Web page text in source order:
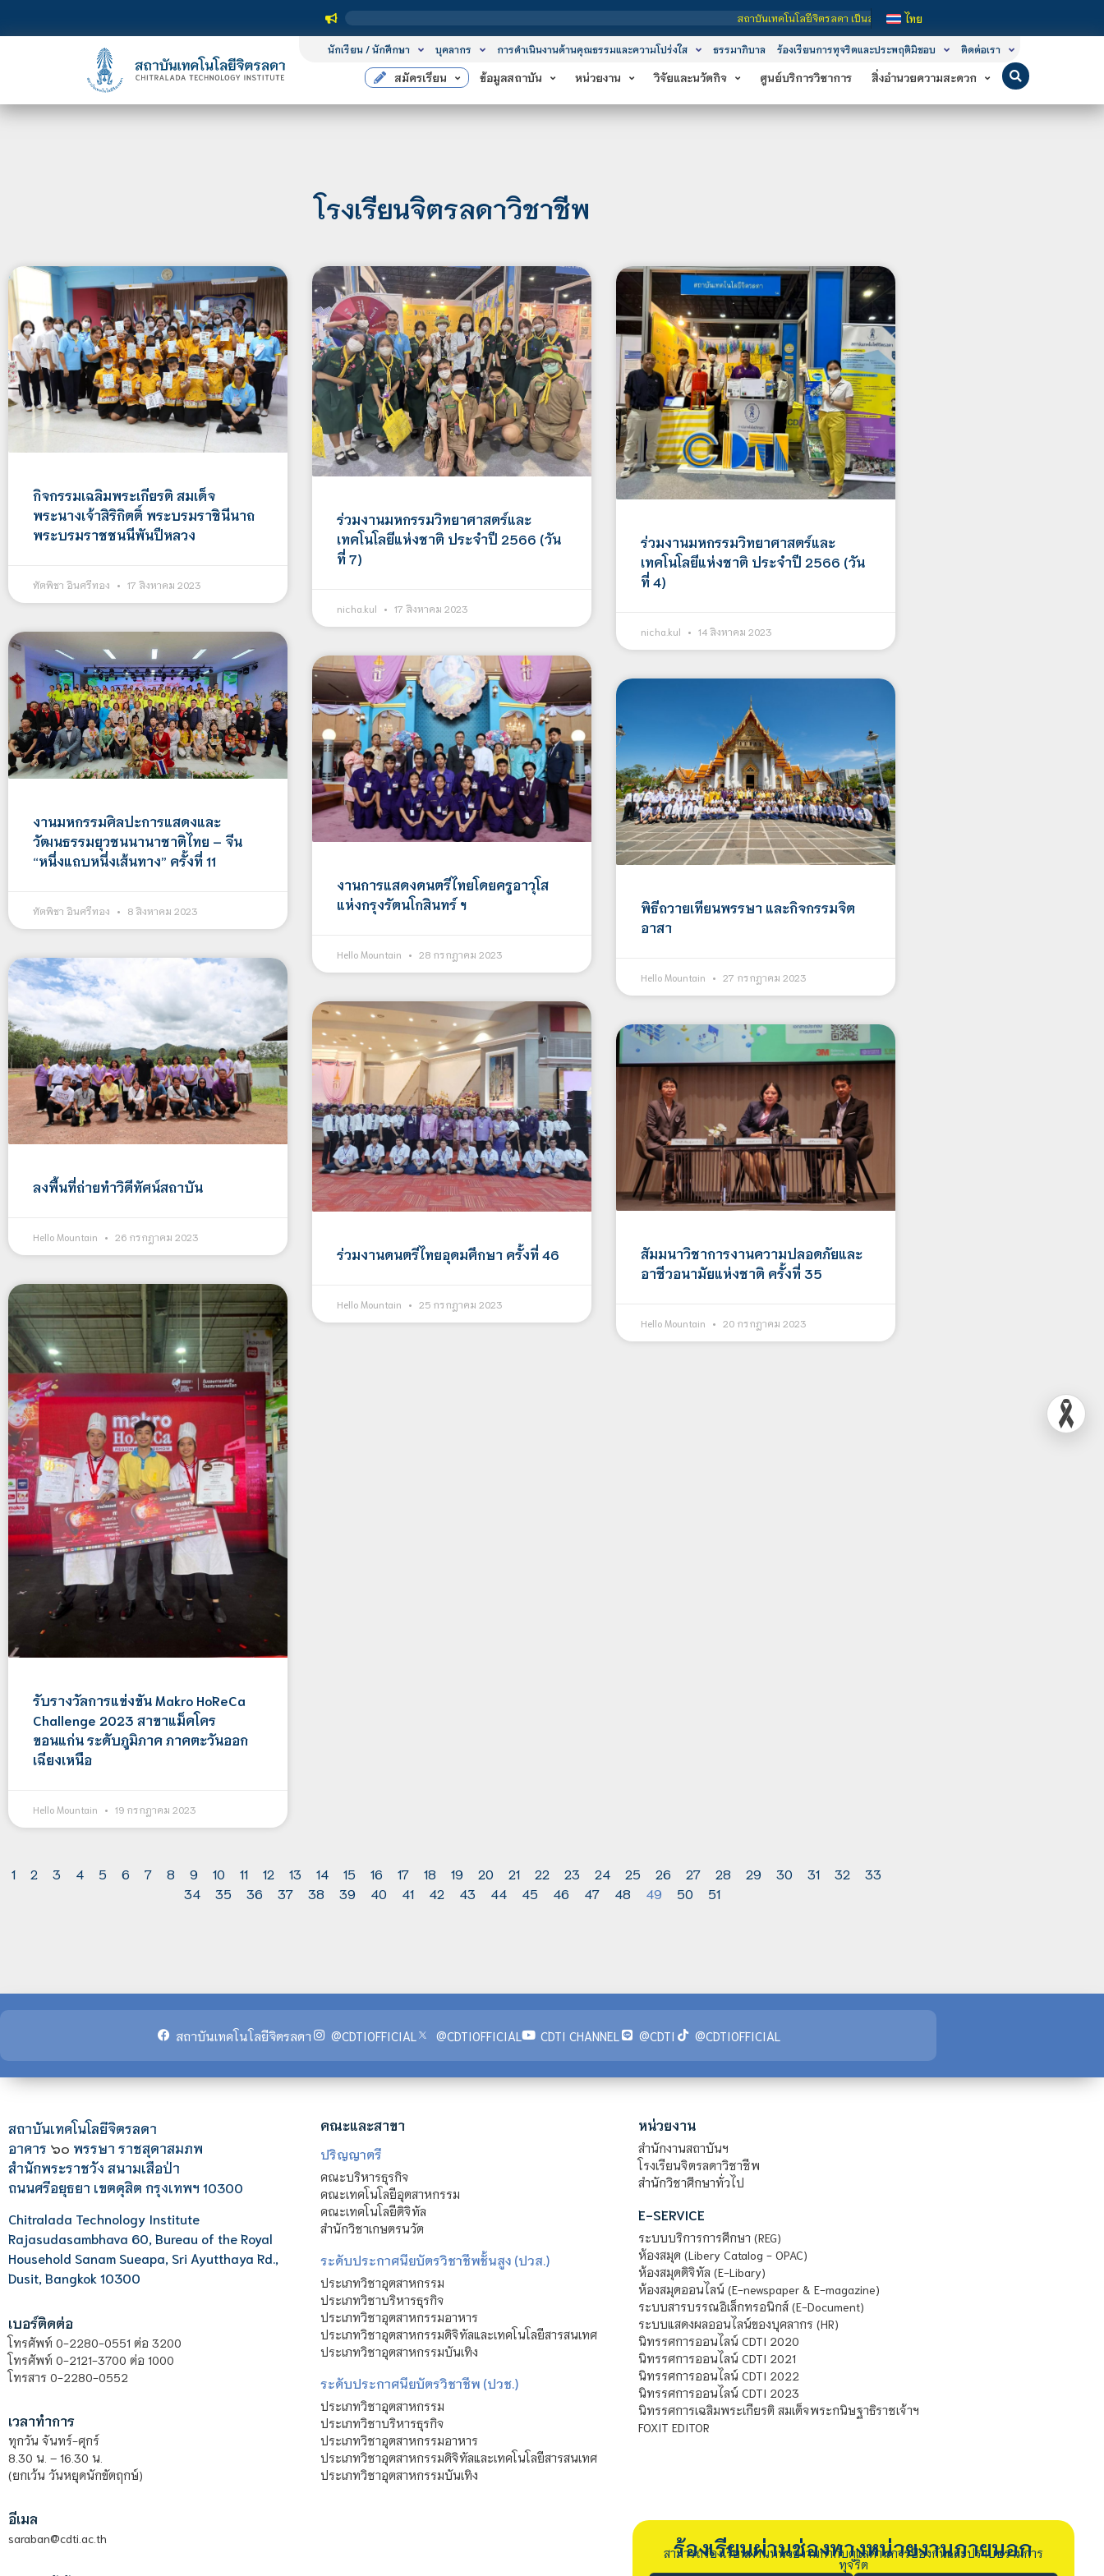
สถาบันเทคโนโลยีจิตรลดา เป็นสถาบันอุดมศึกษาในกำกับของรัฐ เปิดหลักสูตรการเรียนการสอน 3 ระ
ไทย
นักเรียน / นักศึกษา บุคลากร การดำเนินงานด้านคุณธรรมและความโปร่งใส ธรรมาภิบาล ร้องเรียนการทุจริตและประพฤติมิชอบ ติดต่อเรา
สมัครเรียน ข้อมูลสถาบัน หน่วยงาน วิจัยและนวัตกิจ ศูนย์บริการวิชาการ สิ่งอำนวยความสะดวก
โรงเรียนจิตรลดาวิชาชีพ
กิจกรรมเฉลิมพระเกียรติ สมเด็จ
พระนางเจ้าสิริกิตติ์ พระบรมราชินีนาถ
พระบรมราชชนนีพันปีหลวง
ทัตพิชา อินศรีทอง 17 สิงหาคม 2023
ร่วมงานมหกรรมวิทยาศาสตร์และ
เทคโนโลยีแห่งชาติ ประจำปี 2566 (วัน
ที่ 7)
nicha.kul 17 สิงหาคม 2023
ร่วมงานมหกรรมวิทยาศาสตร์และ
เทคโนโลยีแห่งชาติ ประจำปี 2566 (วัน
ที่ 4)
nicha.kul 14 สิงหาคม 2023
งานมหกรรมศิลปะการแสดงและ
วัฒนธรรมยุวชนนานาชาติไทย – จีน
“หนึ่งแถบหนึ่งเส้นทาง” ครั้งที่ 11
ทัตพิชา อินศรีทอง 8 สิงหาคม 2023
งานการแสดงดนตรีไทยโดยครูอาวุโส
แห่งกรุงรัตนโกสินทร์ ฯ
Hello Mountain 28 กรกฎาคม 2023
พิธีถวายเทียนพรรษา และกิจกรรมจิต
อาสา
Hello Mountain 27 กรกฎาคม 2023
ลงพื้นที่ถ่ายทำวิดีทัศน์สถาบัน
Hello Mountain 26 กรกฎาคม 2023
ร่วมงานดนตรีไทยอุดมศึกษา ครั้งที่ 46
Hello Mountain 25 กรกฎาคม 2023
สัมมนาวิชาการงานความปลอดภัยและ
อาชีวอนามัยแห่งชาติ ครั้งที่ 35
Hello Mountain 20 กรกฎาคม 2023
รับรางวัลการแข่งขัน Makro HoReCa
Challenge 2023 สาขาแม็คโคร
ขอนแก่น ระดับภูมิภาค ภาคตะวันออก
เฉียงเหนือ
Hello Mountain 19 กรกฎาคม 2023
1 2 3 4 5 6 7 8 9 10 11 12 13 14 15 16 17 18 19 20 21 22 23 24 25 26 27 28 29 30 31 32
33
34
35 36 37 38 39 40 41 42 43 44 45 46 47 48 49 50 51
สถาบันเทคโนโลยีจิตรลดา @CDTIOFFICIAL @CDTIOFFICIAL CDTI CHANNEL @CDTI @CDTIOFFICIAL
สถาบันเทคโนโลยีจิตรลดา
อาคาร ๖๐ พรรษา ราชสุดาสมภพ
สำนักพระราชวัง สนามเสือป่า
ถนนศรีอยุธยา เขตดุสิต กรุงเทพฯ 10300
Chitralada Technology Institute
Rajasudasambhava 60, Bureau of the Royal
Household Sanam Sueapa, Sri Ayutthaya Rd.,
Dusit, Bangkok 10300
เบอร์ติดต่อ
โทรศัพท์ 0-2280-0551 ต่อ 3200
โทรศัพท์ 0-2121-3700 ต่อ 1000
โทรสาร 0-2280-0552
เวลาทำการ
ทุกวัน จันทร์-ศุกร์
8.30 น. – 16.30 น.
(ยกเว้น วันหยุดนักขัตฤกษ์)
อีเมล
saraban@cdti.ac.th
คณะและสาขา
ปริญญาตรี
คณะบริหารธุรกิจ
คณะเทคโนโลยีอุตสาหกรรม
คณะเทคโนโลยีดิจิทัล
สำนักวิชาเกษตรนวัต
ระดับประกาศนียบัตรวิชาชีพชั้นสูง (ปวส.)
ประเภทวิชาอุตสาหกรรม
ประเภทวิชาบริหารธุรกิจ
ประเภทวิชาอุตสาหกรรมอาหาร
ประเภทวิชาอุตสาหกรรมดิจิทัลและเทคโนโลยีสารสนเทศ
ประเภทวิชาอุตสาหกรรมบันเทิง
ระดับประกาศนียบัตรวิชาชีพ (ปวช.)
ประเภทวิชาอุตสาหกรรม
ประเภทวิชาบริหารธุรกิจ
ประเภทวิชาอุตสาหกรรมอาหาร
ประเภทวิชาอุตสาหกรรมดิจิทัลและเทคโนโลยีสารสนเทศ
ประเภทวิชาอุตสาหกรรมบันเทิง
หน่วยงาน
สำนักงานสถาบันฯ
โรงเรียนจิตรลดาวิชาชีพ
สำนักวิชาศึกษาทั่วไป
E-SERVICE
ระบบบริการการศึกษา (REG)
ห้องสมุด (Libery Catalog - OPAC)
ห้องสมุดดิจิทัล (E-Libary)
ห้องสมุดออนไลน์ (E-newspaper & E-magazine)
ระบบสารบรรณอิเล็กทรอนิกส์ (E-Document)
ระบบแสดงผลออนไลน์ของบุคลากร (HR)
นิทรรศการออนไลน์ CDTI 2020
นิทรรศการออนไลน์ CDTI 2021
นิทรรศการออนไลน์ CDTI 2022
นิทรรศการออนไลน์ CDTI 2023
นิทรรศการเฉลิมพระเกียรติ สมเด็จพระกนิษฐาธิราชเจ้าฯ
FOXIT EDITOR
ร้องเรียนผ่านช่องทางหน่วยงานภายนอก
สามารถร้องเรียนผ่านหน่วยงานกำกับดูแลด้านการป้องกันและปราบปรามการ
ทุจริต